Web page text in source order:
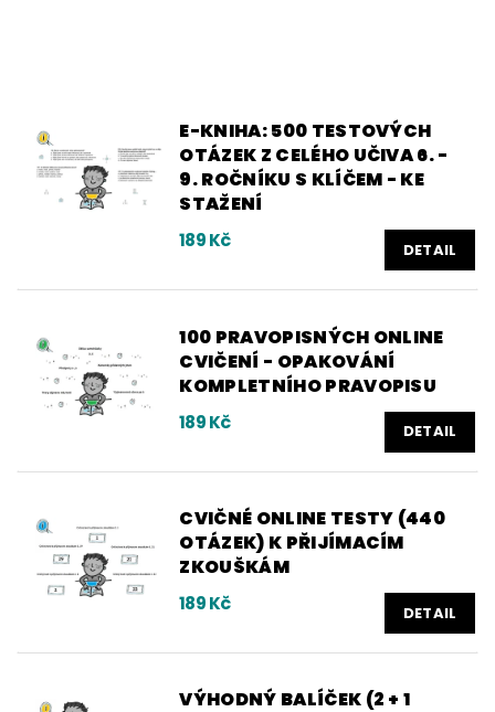
E-KNIHA: 500 TESTOVÝCH
OTÁZEK Z CELÉHO UČIVA 6. -
9. ROČNÍKU S KLÍČEM - KE
STAŽENÍ
189 Kč DETAIL
100 PRAVOPISNÝCH ONLINE
CVIČENÍ - OPAKOVÁNÍ
KOMPLETNÍHO PRAVOPISU
189 Kč DETAIL
CVIČNÉ ONLINE TESTY (440
OTÁZEK) K PŘIJÍMACÍM
ZKOUŠKÁM
189 Kč DETAIL
VÝHODNÝ BALÍČEK (2 + 1